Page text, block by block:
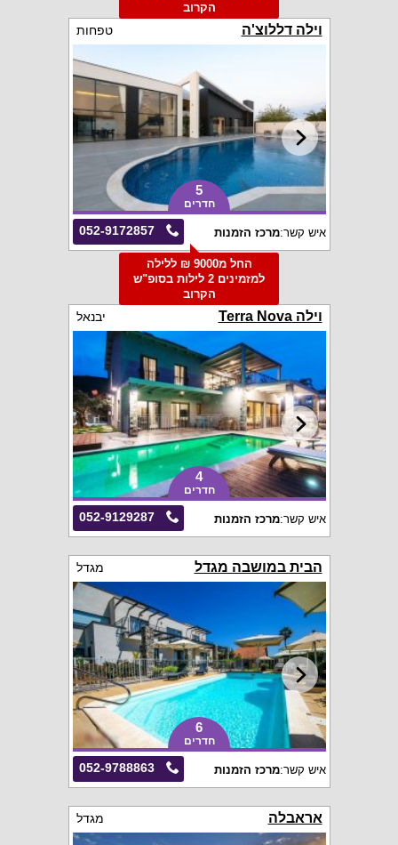
הקרוב
וילה דללוצ'ה טפחות
5
חדרים
052-9172857 איש קשר:מרכז הזמנות
החל מ9000 ₪ ללילה
למזמינים 2 לילות בסופ"ש
הקרוב
וילה Terra Nova יבנאל
4
חדרים
052-9129287 איש קשר:מרכז הזמנות
הבית במושבה מגדל מגדל
6
חדרים
052-9788863 איש קשר:מרכז הזמנות
אראבלה מגדל